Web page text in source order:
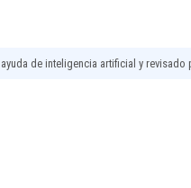
de inteligencia artificial y revisado